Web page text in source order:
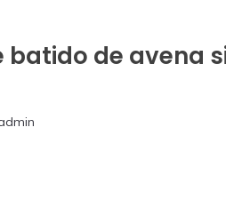
batido de avena